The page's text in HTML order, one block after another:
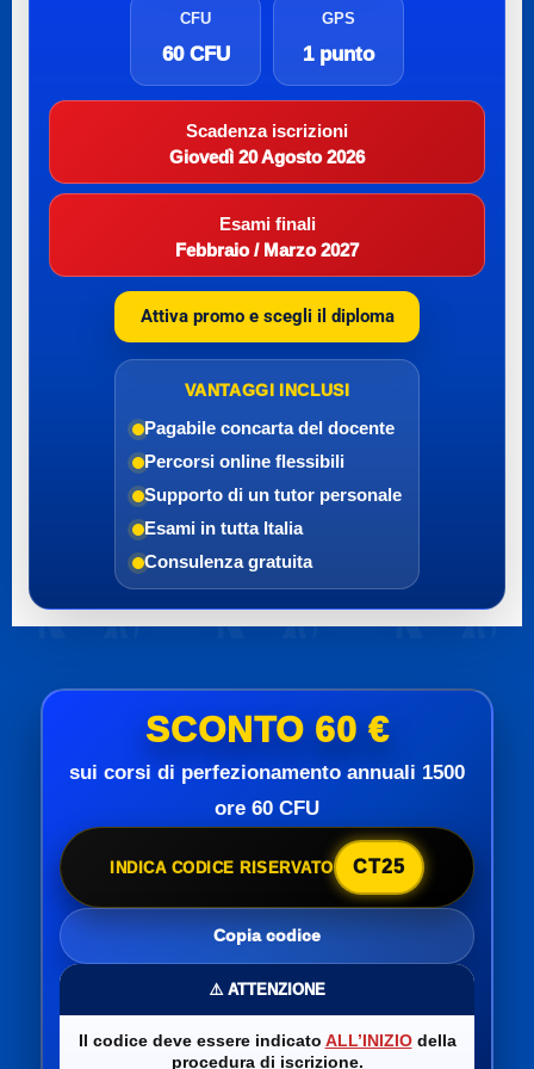
CFU
60 CFU
GPS
1 punto
Scadenza iscrizioni
Giovedì 20 Agosto 2026
Esami finali
Febbraio / Marzo 2027
Attiva promo e scegli il diploma
VANTAGGI INCLUSI
Pagabile concarta del docente
Percorsi online flessibili
Supporto di un tutor personale
Esami in tutta Italia
Consulenza gratuita
SCONTO 60 €
sui corsi di perfezionamento annuali 1500
ore 60 CFU
INDICA CODICE RISERVATO CT25
Copia codice
⚠️ ATTENZIONE
Il codice deve essere indicato ALL’INIZIOdella
procedura di iscrizione.